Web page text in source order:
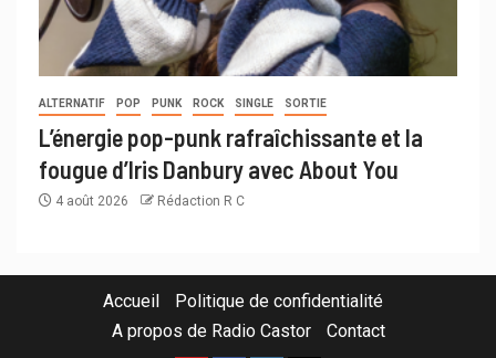
ALTERNATIF POP PUNK ROCK SINGLE SORTIE
L’énergie pop-punk rafraîchissante et la
fougue d’Iris Danbury avec About You
4 août 2026 Rédaction R C
Accueil
Politique de confidentialité
A propos de Radio Castor
Contact